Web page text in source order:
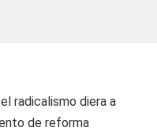
radicalismo diera a
de reforma